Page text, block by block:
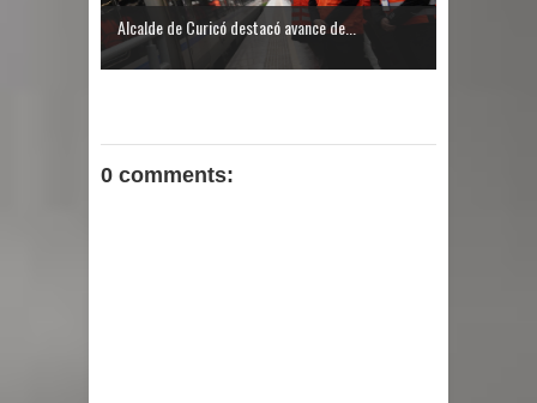
Alcalde de Curicó destacó avance de...
0 comments: